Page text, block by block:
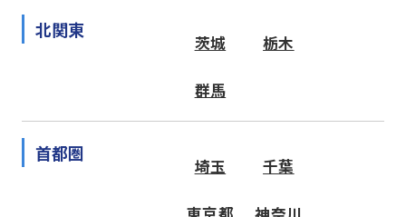
北関東
茨城 栃木
群馬
首都圏
埼玉 千葉